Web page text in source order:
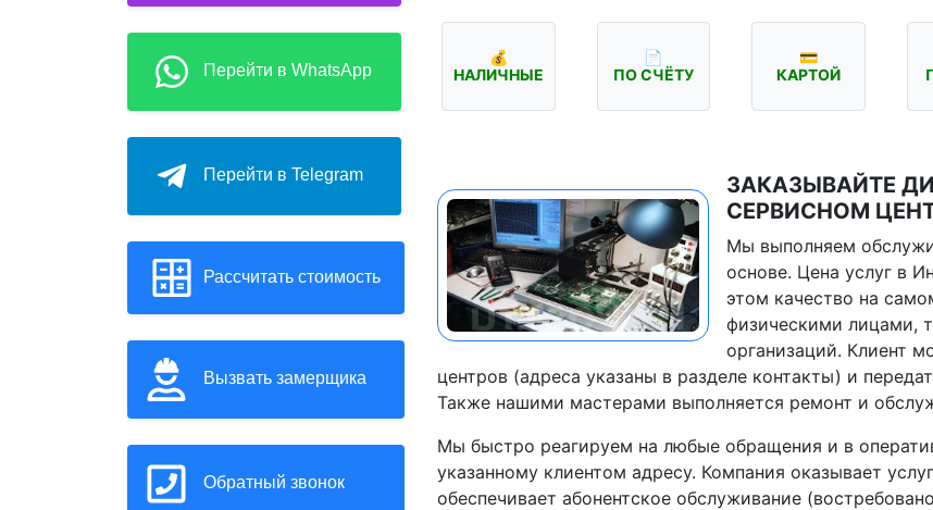
Перейти в WhatsApp
Перейти в Telegram
Рассчитать стоимость
Вызвать замерщика
Обратный звонок
💰
НАЛИЧНЫЕ
📄
ПО СЧЁТУ
💳
КАРТОЙ
ЗАКАЗЫВАЙТЕ
СЕРВИСНОМ
Мы выполняем
основе. Цена услуг в
этом качество на
физическими лицами,
организаций. Клиент
центров (адреса указаны в разделе контакты) и
Также нашими мастерами выполняется ремонт и
Мы быстро реагируем на любые обращения и в
указанному клиентом адресу. Компания оказывает
обеспечивает абонентское обслуживание